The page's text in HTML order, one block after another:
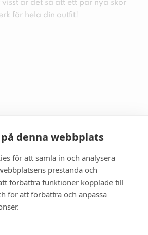
denna webbplats
för att samla in och analysera
prestanda och
förbättra funktioner kopplade till
för att förbättra och anpassa
är det så att ett par nya skor
för hela din outfit!
medier